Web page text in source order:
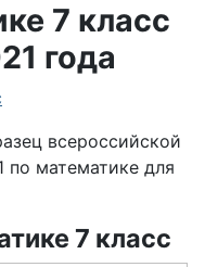
7 класс
года
всероссийской
по математике для
7 класс